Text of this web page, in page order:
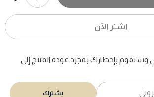
اشتر الآن
وسنقوم بإخطارك بمجرد عودة المنتج إلى
يشترك